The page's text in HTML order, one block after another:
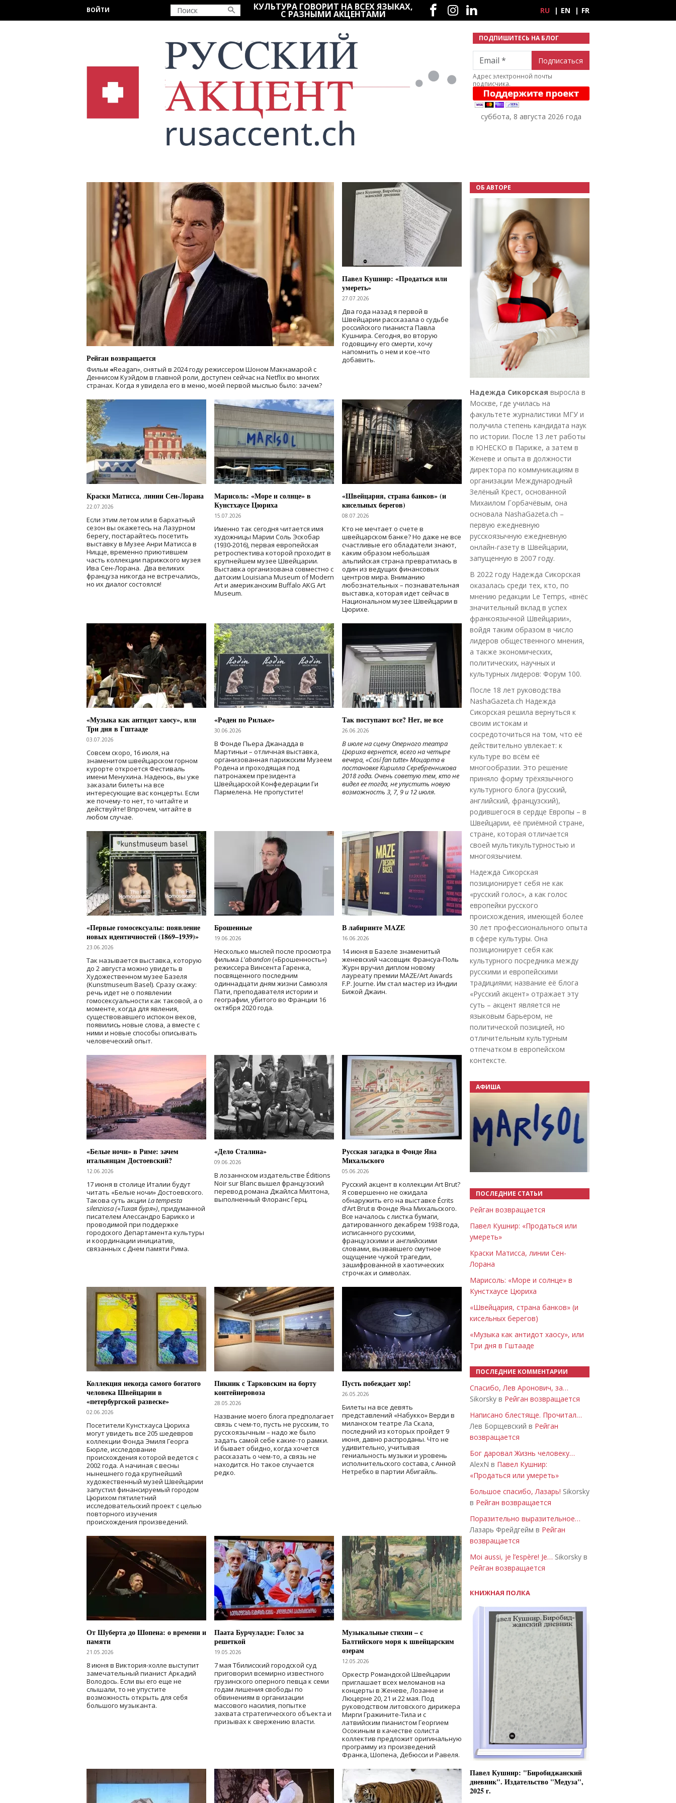
ВОЙТИ КУЛЬТУРА ГОВОРИТ НА ВСЕХ ЯЗЫКАХ,
С РАЗНЫМИ АКЦЕНТАМИ
Социальные сети
RU EN FR
ПОДПИШИТЕСЬ НА БЛОГ
Email
Адрес электронной почты
подписчика.
суббота, 8 августа 2026 года
Рейган возвращается
Фильм «Reagan», снятый в 2024 годурежиссером Шоном Макнамарой с
Деннисом Куэйдом в главной роли, доступен сейчас на Netflix во многих
странах. Когда я увидела его в меню, моей первой мыслью было: зачем?
Павел Кушнир: «Продаться или
умереть»
27.07.2026
Два года назад я первой в
Швейцарии рассказала о судьбе
российского пианиста Павла
Кушнира. Сегодня, во вторую
годовщину его смерти, хочу
напомнить о нем и кое-что
добавить.
Краски Матисса, линии Сен-Лорана
22.07.2026
Если этим летом или в бархатный
сезон вы окажетесь на Лазурном
берегу, постарайтесь посетить
выставку в Музее Анри Матисса в
Ницце, временно приютившем
часть коллекции парижского музея
Ива Сен-Лорана. Два великих
француза никогда не встречались,
но их диалог состоялся!
Марисоль: «Море и солнце» в
Кунстхаусе Цюриха
15.07.2026
Именно так сегодня читается имя
художницы Марии Соль Эскобар
(1930-2016), первая европейская
ретроспектива которой проходит в
крупнейшем музее Швейцарии.
Выставка организована совместно с
датским Louisiana Museum of Modern
Art и американским Buffalo AKG Art
Museum.
«Швейцария, страна банков» (и
кисельных берегов)
08.07.2026
Кто не мечтает о счете в
швейцарском банке? Но даже не все
счастливые его обладатели знают,
каким образом небольшая
альпийская страна превратилась в
один из ведущих финансовых
центров мира. Вниманию
любознательных – познавательная
выставка, которая идет сейчас в
Национальном музее Швейцарии в
Цюрихе.
«Музыка как антидот хаосу», или
Три дня в Гштааде
03.07.2026
Совсем скоро, 16 июля, на
знаменитом швейцарском горном
курорте откроется Фестиваль
имени Менухина. Надеюсь, вы уже
заказали билеты на все
интересующие вас концерты. Если
же почему-то нет, то читайте и
действуйте! Впрочем, читайте в
любом случае.
«Роден по Рильке»
30.06.2026
В Фонде Пьера Джанадда в
Мартиньи – отличная выставка,
организованная парижским Музеем
Родена и проходящая под
патронажем президента
Швейцарской Конфедерации Ги
Пармелена. Не пропустите!
Так поступают все? Нет, не все
26.06.2026
В июле на сцену Оперного театра
Цюриха вернется, всего на четыре
вечера, «Cosí fan tutte» Моцарта в
постановке Кирилла Серебренникова
2018 года. Очень советую тем, кто не
видел ее тогда, не упустить новую
возможность 3, 7, 9 и 12 июля.
«Первые гомосексуалы: появление
новых идентичностей (1869–1939)»
23.06.2026
Так называется выставка, которую
до 2 августа можно увидеть в
Художественном музее Базеля
(Kunstmuseum Basel). Сразу скажу:
речь идет не о появлении
гомосексуальности как таковой, а о
моменте, когда для явления,
существовавшего испокон веков,
появились новые слова, а вместе с
ними и новые способы описывать
человеческий опыт.
Брошенные
19.06.2026
Несколько мыслей после просмотра
фильма L'abandon(«Брошенность»)
режиссера Винсента Гаренка,
посвященного последним
одиннадцати дням жизни Самюэля
Пати, преподавателя истории и
географии, убитого во Франции 16
октября 2020 года.
В лабиринте MAZE
16.06.2026
14 июня в Базеле знаменитый
женевский часовщик Франсуа-Поль
Журн вручил диплом новому
лауреату премии MAZE/Art Awards
F.P. Journe. Им стал мастер из Индии
Бижой Джаин.
«Белые ночи» в Риме: зачем
итальянцам Достоевский?
12.06.2026
17 июня в столице Италии будут
читать «Белые ночи» Достоевского.
Такова суть акции La tempesta
silenziosa («Тихая буря»), придуманной
писателем Алессандро Барикко и
проводимой при поддержке
городского Департамента культуры
и координации инициатив,
связанных с Днем памяти Рима.
«Дело Сталина»
09.06.2026
В лозаннском издательстве Éditions
Noir sur Blanc вышел французский
перевод романа Джайлса Милтона,
выполненный Флоранс Герц.
Русская загадка в Фонде Яна
Михальского
05.06.2026
Русский акцент в коллекции Art Brut?
Я совершенно не ожидала
обнаружить его на выставке Écrits
d’Art Brut в Фонде Яна Михальского.
Все началось с листка бумаги,
датированного декабрем 1938 года,
исписанного русскими,
французскими и английскими
словами, вызвавшего смутное
ощущение чужой трагедии,
зашифрованной в хаотических
строчках и символах.
Коллекция некогда самого богатого
человека Швейцарии в
«петербургской развеске»
02.06.2026
Посетители Кунстхауса Цюриха
могут увидеть все 205 шедевров
коллекции Фонда Эмиля Георга
Бюрле, исследование
происхождения которой ведется с
2002 года. А начиная с весны
нынешнего года крупнейший
художественный музей Швейцарии
запустил финансируемый городом
Цюрихом пятилетний
исследовательский проект с целью
повторного изучения
происхождения произведений.
Пикник с Тарковским на борту
контейнеровоза
28.05.2026
Название моего блога предполагает
связь с чем-то, пусть не русским, то
русскоязычным – надо же было
задать самой себе какие-то рамки.
И бывает обидно, когда хочется
рассказать о чем-то, а связь не
находится. Но такое случается
редко.
Пусть побеждает хор!
26.05.2026
Билеты на все девять
представлений «Набукко» Верди в
миланском театре Ла Скала,
последний из которых пройдет 9
июня, давно распроданы. Что не
удивительно, учитывая
гениальность музыки и уровень
исполнительского состава, с Анной
Нетребко в партии Абигайль.
От Шуберта до Шопена: о времени и
памяти
21.05.2026
8 июня в Виктория-холле выступит
замечательный пианист Аркадий
Володось. Если вы его еще не
слышали, то не упустите
возможность открыть для себя
большого музыканта.
Паата Бурчуладзе: Голос за
решеткой
19.05.2026
7 мая Тбилисский городской суд
приговорил всемирно известного
грузинского оперного певца к семи
годам лишения свободы по
обвинениям в организации
массового насилия, попытке
захвата стратегического объекта и
призывах к свержению власти.
Музыкальные стихии – с
Балтийского моря к швейцарским
озерам
12.05.2026
Оркестр Романдской Швейцарии
приглашает всех меломанов на
концерты в Женеве, Лозанне и
Люцерне 20, 21 и 22 мая. Под
руководством литовского дирижера
Мирги Гражините-Тила и с
латвийским пианистом Георгием
Осокиным в качестве солиста
коллектив предложит оригинальную
программу из произведений
Франка, Шопена, Дебюсси и Равеля.
ОБ АВТОРЕ
Надежда Сикорская выросла в
Москве, где училась на
факультете журналистики МГУ и
получила степень кандидата наук
по истории. После 13 лет работы
в ЮНЕСКО в Париже, а затем в
Женеве и опыта в должности
директора по коммуникациям в
организации Международный
Зелёный Крест, основанной
Михаилом Горбачёвым, она
основала NashaGazeta.ch –
первую ежедневную
русскоязычную ежедневную
онлайн-газету в Швейцарии,
запущенную в 2007 году.
В 2022 году Надежда Сикорская
оказалась среди тех, кто, по
мнению редакции Le Temps, «внёс
значительный вклад в успех
франкоязычной Швейцарии»,
войдя таким образом в число
лидеров общественного мнения,
а также экономических,
политических, научных и
культурных лидеров: Форум 100.
После 18 лет руководства
NashaGazeta.ch Надежда
Сикорская решила вернуться к
своим истокам и
сосредоточиться на том, что её
действительно увлекает: к
культуре во всём её
многообразии. Это решение
приняло форму трёхязычного
культурного блога (русский,
английский, французский),
родившегося в сердце Европы – в
Швейцарии, её приёмной стране,
стране, которая отличается
своей мультикультурностью и
многоязычием.
Надежда Сикорская
позиционирует себя не как
«русский голос», а как голос
европейки русского
происхождения, имеющей более
30 лет профессионального опыта
в сфере культуры. Она
позиционирует себя как
культурного посредника между
русскими и европейскими
традициями; название её блога
«Русский акцент» отражает эту
суть – акцент является не
языковым барьером, не
политической позицией, но
отличительным культурным
отпечатком в европейском
контексте.
АФИША
ПОСЛЕДНИЕ СТАТЬИ
Рейган возвращается
Павел Кушнир: «Продаться или
умереть»
Краски Матисса, линии Сен-
Лорана
Марисоль: «Море и солнце» в
Кунстхаусе Цюриха
«Швейцария, страна банков» (и
кисельных берегов)
«Музыка как антидот хаосу», или
Три дня в Гштааде
ПОСЛЕДНИЕ КОММЕНТАРИИ
Спасибо, Лев Аронович, за…
Sikorsky в Рейган возвращается
Написано блестяще. Прочитал…
Лев Борщевский в Рейган
возвращается
Бог даровал Жизнь человеку…
AlexN в Павел Кушнир:
«Продаться или умереть»
Большое спасибо, Лазарь! Sikorsky
в Рейган возвращается
Поразительно выразительное…
Лазарь Фрейдгейм в Рейган
возвращается
Moi aussi, je l’espère! Je… Sikorsky в
Рейган возвращается
КНИЖНАЯ ПОЛКА
Павел Кушнир: "Биробиджанский
дневник". Издательство "Медуза",
2025 г.